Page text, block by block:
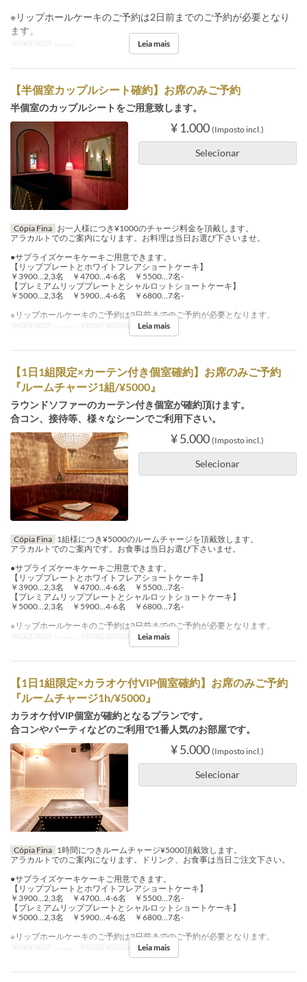
※リップホールケーキのご予約は2日前までのご予約が必要となり
ます。
Refeições Jantar Leia mais
【半個室カップルシート確約】お席のみご予約
半個室のカップルシートをご用意致します。
¥ 1.000 (Imposto incl.)
Selecionar
Cópia Fina お一人様につき¥1000のチャージ料金を頂戴します。
アラカルトでのご案内になります。お料理は当日お選び下さいませ。
●サプライズケーキケーキご用意できます。
【リッププレートとホワイトフレアショートケーキ】
￥3900…2,3名 ￥4700…4-6名 ￥5500…7名-
【プレミアムリッププレートとシャルロットショートケーキ】
￥5000…2,3名 ￥5900…4-6名 ￥6800…7名-
※リップホールケーキのご予約は2日前までのご予約が必要となります。
Refeições
Jantar Limite de pedido 2 ~ 2
Leia mais
【1日1組限定×カーテン付き個室確約】お席のみご予約
『ルームチャージ1組/¥5000』
ラウンドソファーのカーテン付き個室が確約頂けます。
合コン、接待等、様々なシーンでご利用下さい。
¥ 5.000 (Imposto incl.)
Selecionar
Cópia Fina 1組様につき¥5000のルームチャージを頂戴致します。
アラカルトでのご案内です。お食事は当日お選び下さいませ。
●サプライズケーキケーキご用意できます。
【リッププレートとホワイトフレアショートケーキ】
￥3900…2,3名 ￥4700…4-6名 ￥5500…7名-
【プレミアムリッププレートとシャルロットショートケーキ】
￥5000…2,3名 ￥5900…4-6名 ￥6800…7名-
※リップホールケーキのご予約は2日前までのご予約が必要となります。
Refeições
Jantar Limite de pedido 4 ~ 6
Leia mais
【1日1組限定×カラオケ付VIP個室確約】お席のみご予約
『ルームチャージ1h/¥5000』
カラオケ付VIP個室が確約となるプランです。
合コンやパーティなどのご利用で1番人気のお部屋です。
¥ 5.000 (Imposto incl.)
Selecionar
Cópia Fina 1時間につきルームチャージ¥5000頂戴致します。
アラカルトでのご案内になります。ドリンク、お食事は当日ご注文下さい。
●サプライズケーキケーキご用意できます。
【リッププレートとホワイトフレアショートケーキ】
￥3900…2,3名 ￥4700…4-6名 ￥5500…7名-
【プレミアムリッププレートとシャルロットショートケーキ】
￥5000…2,3名 ￥5900…4-6名 ￥6800…7名-
※リップホールケーキのご予約は2日前までのご予約が必要となります。
Refeições
Jantar Limite de pedido 4 ~ 10
Leia mais